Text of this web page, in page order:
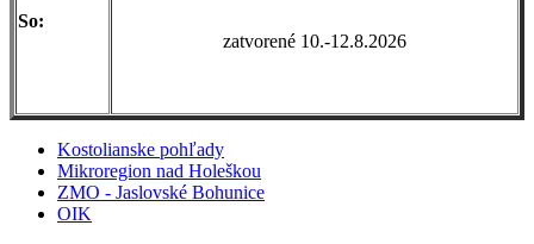
So:
zatvorené 10.-12.8.2026
Kostolianske pohľady
Mikroregion nad Holeškou
ZMO - Jaslovské Bohunice
OIK